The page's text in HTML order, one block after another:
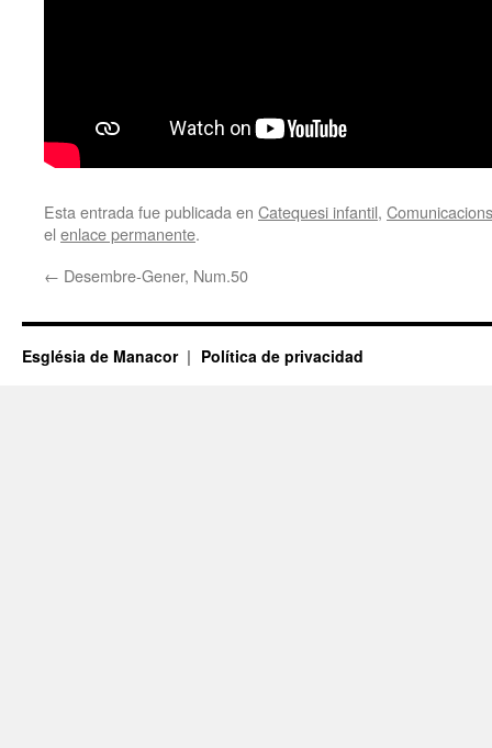
Esta entrada fue publicada en Catequesi infantil,
el enlace permanente.
← Desembre-Gener, Num.50
Església de Manacor Política de privacidad